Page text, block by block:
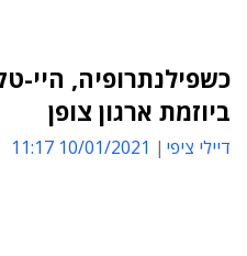
כשפילנתרופיה, היי-
ביוזמת ארגון צופן
דיילי ציפי 10/01/2021 11:17